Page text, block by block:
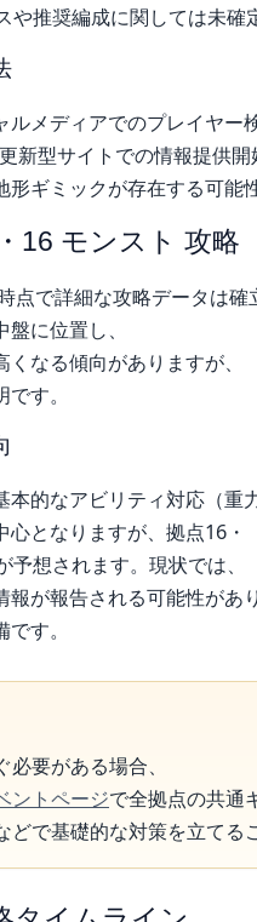
や推奨編成に関しては未確
ルメディアでのプレイヤー
新型サイトでの情報提供
形ギミックが存在する可能
16 モンスト 攻略
点で詳細な攻略データは確
に位置し、
なる傾向がありますが、
す。
本的なアビリティ対応（重
となりますが、拠点16・
想されます。現状では、
報が報告される可能性があ
す。
要がある場合、
ントページで全拠点の共通
どで基礎的な対策を立てる